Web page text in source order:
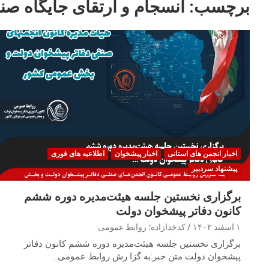
برچسب: انسجام و ارتقای جایگاه
اخبار انجمن های استانی اخبار پیشخوان
اطلاعیه های فوری
پیشنهاد سردبیر
برگزاری نخستین جلسه هیئت‌مدیره دوره ششم
کانون دفاتر پیشخوان دولت
۱ اسفند ۱۴۰۳ کدخدازاده؛ روابط عمومی
برگزاری نخستین جلسه هیئت‌مدیره دوره ششم کانون دفاتر
پیشخوان دولت متن خبر:به گزا رش روابط عمومی…